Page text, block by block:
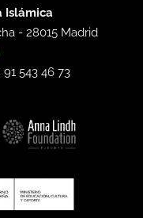
Islámica
-28015 Madrid
91 543 46 73